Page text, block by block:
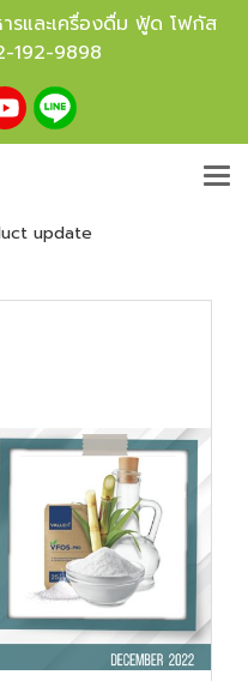
รและเครื่องดื่ม ฟู้ด โฟกัส
192-9898
update